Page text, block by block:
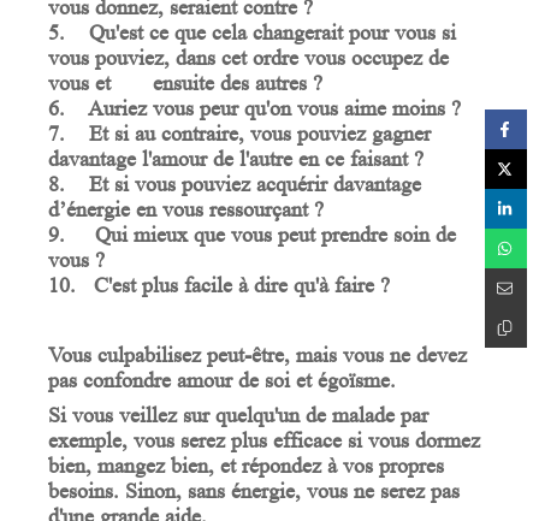
vous donnez, seraient contre ?
5. Qu'est ce que cela changerait pour vous si
vous pouviez, dans cet ordre vous occupez de
vous et ensuite des autres ?
6. Auriez vous peur qu'on vous aime moins ?
7. Et si au contraire, vous pouviez gagner
davantage l'amour de l'autre en ce faisant ?
8. Et si vous pouviez acquérir davantage
d’énergie en vous ressourçant ?
9. Qui mieux que vous peut prendre soin de
vous ?
10. C'est plus facile à dire qu'à faire ?
Vous culpabilisezpeut-être, mais vous ne devez
pas confondre amour de soiet égoïsme.
Si vous veillez sur quelqu'un de malade par
exemple, vous serez plus efficace si vous dormez
bien, mangez bien, et répondez à vos propres
besoins. Sinon, sans énergie, vous ne serez pas
d'une grande aide.